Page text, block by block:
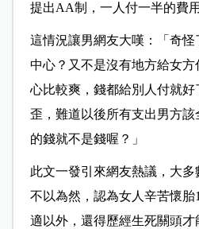
提出AA制，一人付一半的費
這情況讓男網友大嘆：「奇
中心？又不是沒有地方給女
心比較爽，錢都給別人付就
歪，難道以後所有支出男方
的錢就不是錢喔？」
此文一發引來網友熱議，大
不以為然，認為女人辛苦懷
適以外，還得歷經生死關頭